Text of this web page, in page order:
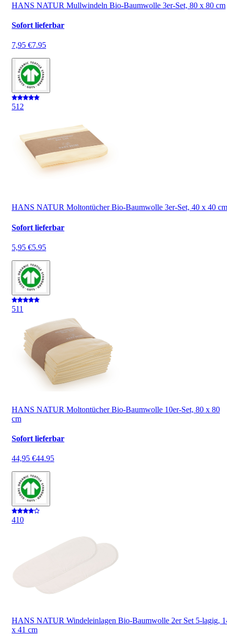
HANS NATUR Mullwindeln Bio-Baumwolle 3er-Set, 80 x 80 cm
Sofort lieferbar
7,95 €7.95
512
HANS NATUR Moltontücher Bio-Baumwolle 3er-Set, 40 x 40 cm
Sofort lieferbar
5,95 €5.95
511
HANS NATUR Moltontücher Bio-Baumwolle 10er-Set, 80 x 80
cm
Sofort lieferbar
44,95 €44.95
410
HANS NATUR Windeleinlagen Bio-Baumwolle 2er Set 5-lagig,
x 41 cm